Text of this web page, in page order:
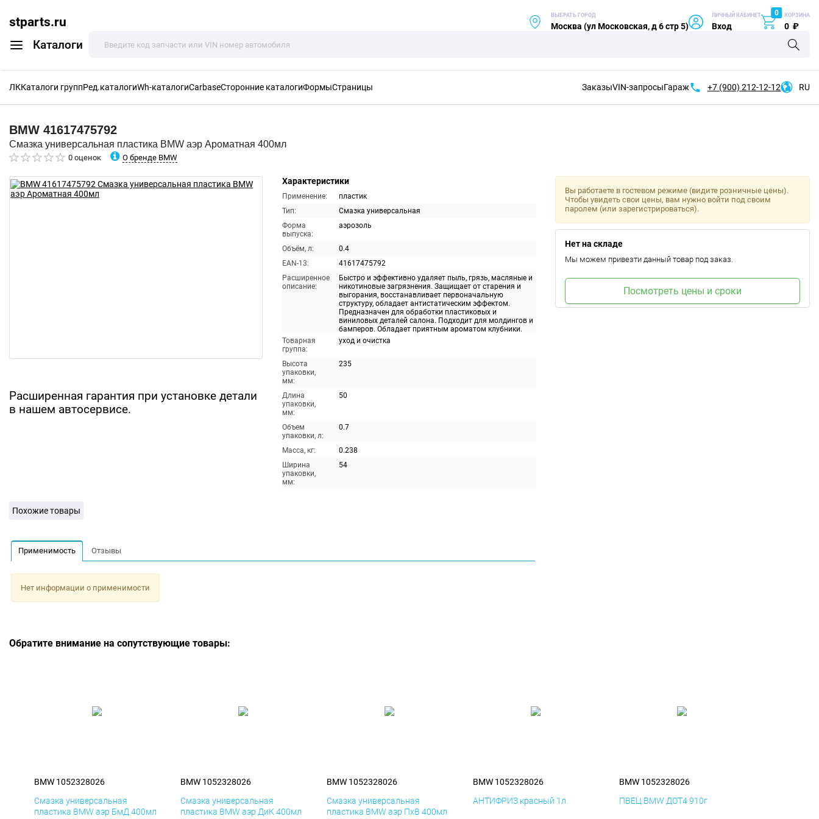
stparts.ru
Каталоги
ВЫБРАТЬ ГОРОД
Москва (ул Московская, д 6 стр 5)
ЛИЧНЫЙ КАБИНЕТ
Вход
0 КОРЗИНА
0 ₽
ЛККаталоги группРед.каталогиWh-каталогиCarbaseСторонние каталогиФормыСтраницы ЗаказыVIN-запросыГараж +7 (900) 212-12-12 RU
BMW 41617475792
Смазка универсальная пластика BMW аэр Ароматная 400мл
0 оценок О бренде BMW
Расширенная гарантия при установке детали
в нашем автосервисе.
Характеристики
Применение:
пластик
Тип:
Смазка универсальная
Форма
выпуска:
аэрозоль
Объём, л:
0.4
EAN-13:
41617475792
Расширенное
описание:
Быстро и эффективно удаляет пыль, грязь, масляные и
никотиновые загрязнения. Защищает от старения и
выгорания, восстанавливает первоначальную
структуру, обладает антистатическим эффектом.
Предназначен для обработки пластиковых и
виниловых деталей салона. Подходит для молдингов и
бамперов. Обладает приятным ароматом клубники.
Товарная
группа:
уход и очистка
Высота
упаковки,
мм:
235
Длина
упаковки,
мм:
50
Объем
упаковки, л:
0.7
Масса, кг:
0.238
Ширина
упаковки,
мм:
54
Вы работаете в гостевом режиме (видите розничные цены).
Чтобы увидеть свои цены, вам нужно войти под своим
паролем (или зарегистрироваться).
Нет на складе
Мы можем привезти данный товар под заказ.
Посмотреть цены и сроки
Похожие товары
Применимость Отзывы
Нет информации о применимости
Обратите внимание на сопутствующие товары:
BMW 1052328026
Смазка универсальная
пластика BMW аэр БмД 400мл
BMW 1052328026
Смазка универсальная
пластика BMW аэр ДиК 400мл
BMW 1052328026
Смазка универсальная
пластика BMW аэр ПхВ 400мл
BMW 1052328026
АНТИФРИЗ красный 1л.
BMW 1052328026
ПВЕЦ BMW ДОТ4 910г